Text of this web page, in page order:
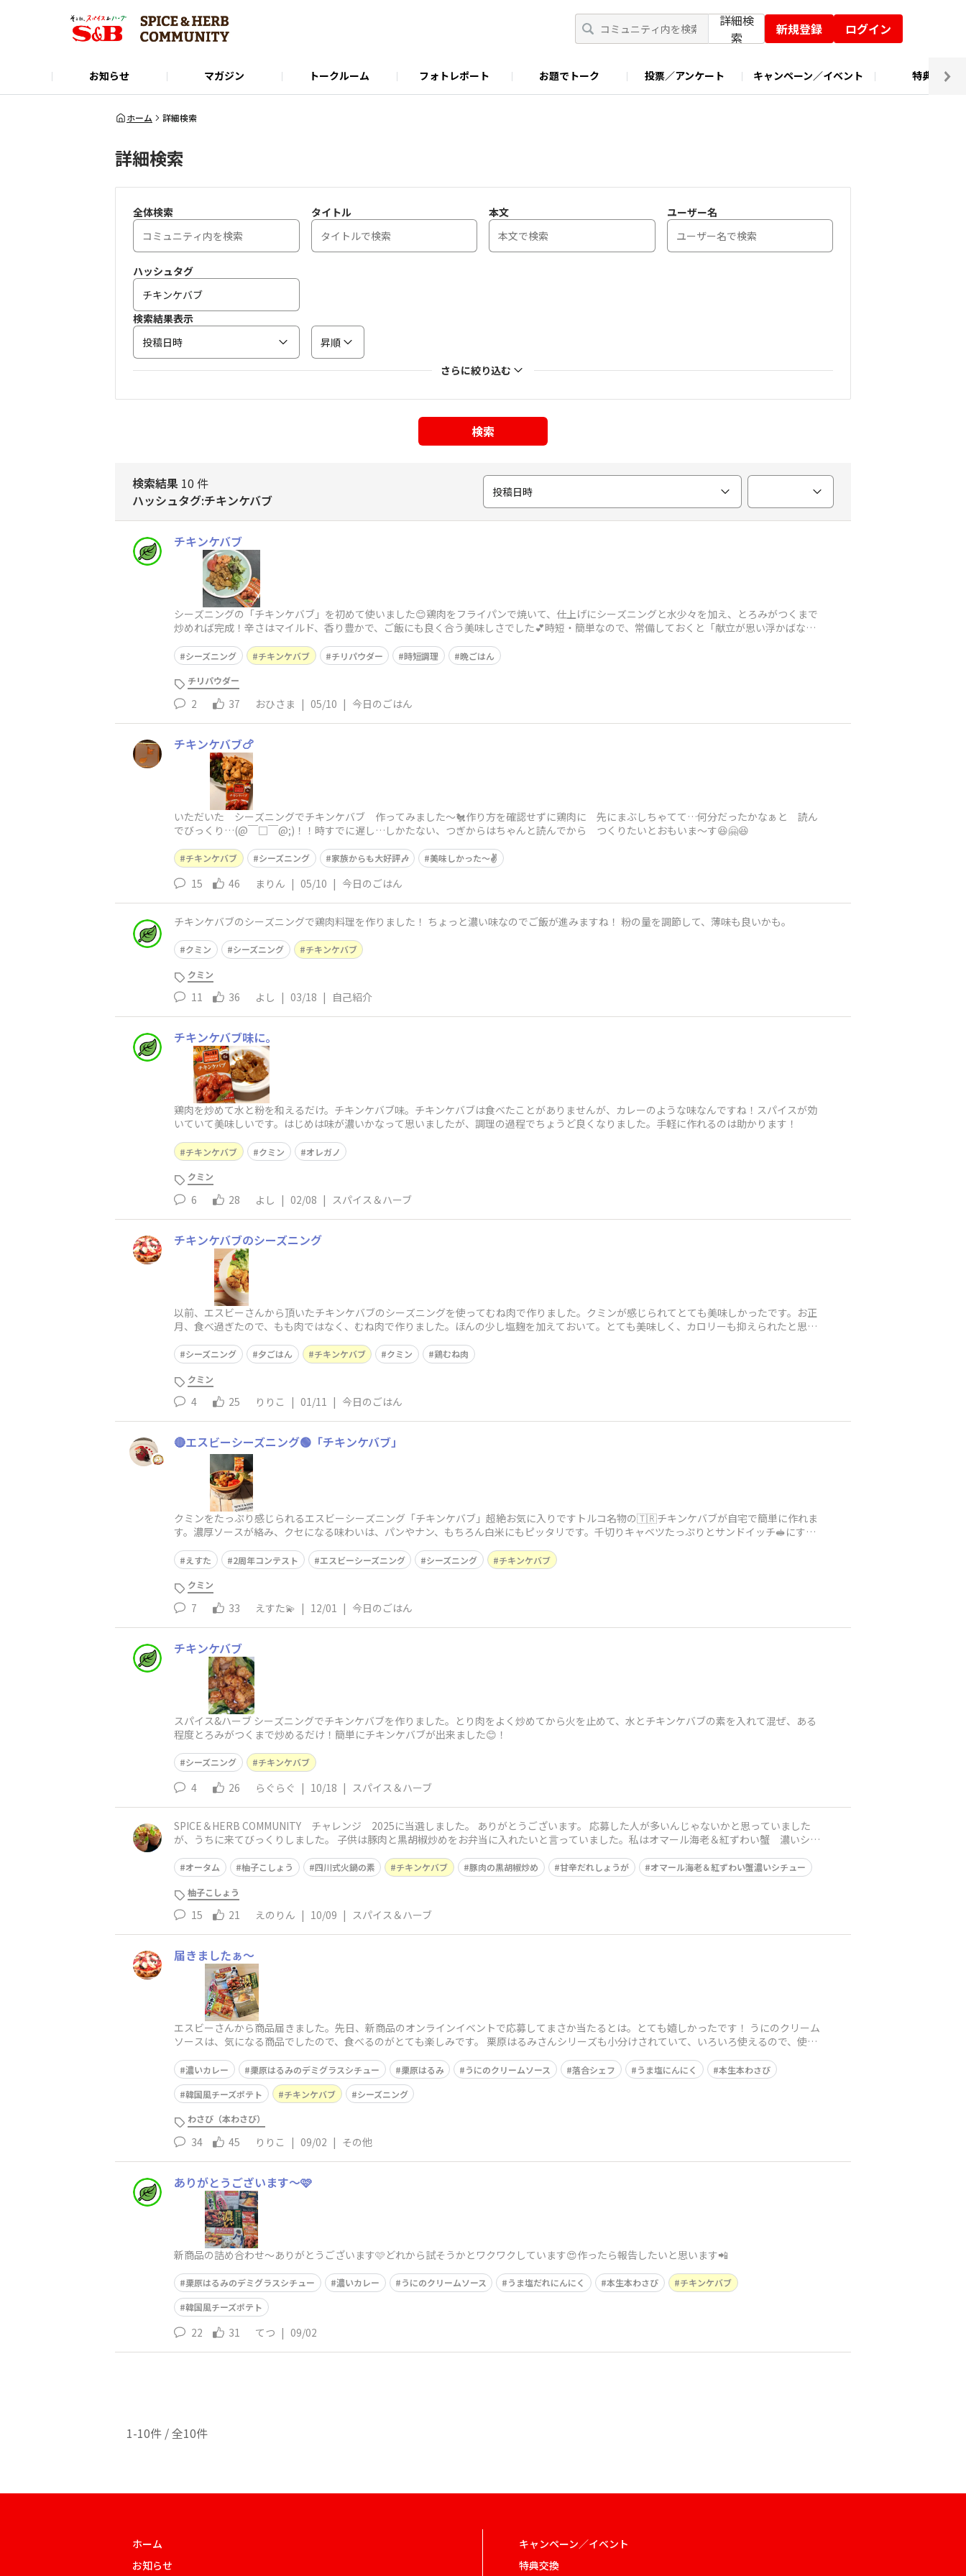
詳細検
索
新規登録 ログイン
お知らせ マガジン トークルーム フォトレポート お題でトーク 投票／アンケート キャンペーン／イベント 特典交換
Instagram X(Twitter)
SPICE&HERB COMMUNITYに関するお問い合わせ
使い方ガイド
ホーム 詳細検索
詳細検索
全体検索 タイトル 本文 ユーザー名
ハッシュタグ
検索結果表示
投稿日時
昇順
さらに絞り込む
検索
検索結果 10 件
ハッシュタグ:チキンケバブ
投稿日時
チキンケバブ
シーズニングの「チキンケバブ」を初めて使いました😊鶏肉をフライパンで焼いて、仕上げにシーズニングと水少々を加え、とろみがつくまで
炒めれば完成！辛さはマイルド、香り豊かで、ご飯にも良く合う美味しさでした💕時短・簡単なので、常備しておくと「献立が思い浮かばな
シーズニング チキンケバブ チリパウダー 時短調理 晩ごはん
チリパウダー
2 37 おひさま | 05/10 | 今日のごはん
チキンケバブ🍗
いただいた シーズニングでチキンケバブ 作ってみました～🐔作り方を確認せずに鶏肉に 先にまぶしちゃてて…何分だったかなぁと 読ん
でびっくり…(@￣□￣@;)！！時すでに遅し…しかたない、つぎからはちゃんと読んでから つくりたいとおもいま～す😆🤗😆
チキンケバブ シーズニング 家族からも大好評🎶 美味しかった～✌
15 46 まりん | 05/10 | 今日のごはん
チキンケバブのシーズニングで鶏肉料理を作りました！ ちょっと濃い味なのでご飯が進みますね！ 粉の量を調節して、薄味も良いかも。
クミン シーズニング チキンケバブ
クミン
11 36 よし | 03/18 | 自己紹介
チキンケバブ味に。
鶏肉を炒めて水と粉を和えるだけ。チキンケバブ味。チキンケバブは食べたことがありませんが、カレーのような味なんですね！スパイスが効
いていて美味しいです。はじめは味が濃いかなって思いましたが、調理の過程でちょうど良くなりました。手軽に作れるのは助かります！
チキンケバブ クミン オレガノ
クミン
6 28 よし | 02/08 | スパイス＆ハーブ
チキンケバブのシーズニング
以前、エスビーさんから頂いたチキンケバブのシーズニングを使ってむね肉で作りました。クミンが感じられてとても美味しかったです。お正
月、食べ過ぎたので、もも肉ではなく、むね肉で作りました。ほんの少し塩麹を加えておいて。とても美味しく、カロリーも抑えられたと思い
シーズニング 夕ごはん チキンケバブ クミン 鶏むね肉
クミン
4 25 りりこ | 01/11 | 今日のごはん
🔴エスビーシーズニング🟢「チキンケバブ」
クミンをたっぷり感じられるエスビーシーズニング「チキンケバブ」超絶お気に入りですトルコ名物の🇹🇷チキンケバブが自宅で簡単に作れま
す。濃厚ソースが絡み、クセになる味わいは、パンやナン、もちろん白米にもピッタリです。千切りキャベツたっぷりとサンドイッチ🥪にする
えすた 2周年コンテスト エスビーシーズニング シーズニング チキンケバブ
クミン
7 33 えすた💫 | 12/01 | 今日のごはん
チキンケバブ
スパイス&ハーブ シーズニングでチキンケバブを作りました。とり肉をよく炒めてから火を止めて、水とチキンケバブの素を入れて混ぜ、ある
程度とろみがつくまで炒めるだけ！簡単にチキンケバブが出来ました😊！
シーズニング チキンケバブ
4 26 らぐらぐ | 10/18 | スパイス＆ハーブ
SPICE＆HERB COMMUNITY チャレンジ 2025に当選しました。 ありがとうございます。 応募した人が多いんじゃないかと思っていました
が、うちに来てびっくりしました。 子供は豚肉と黒胡椒炒めをお弁当に入れたいと言っていました。私はオマール海老＆紅ずわい蟹 濃いシチ
オータム 柚子こしょう 四川式火鍋の素 チキンケバブ 豚肉の黒胡椒炒め 甘辛だれしょうが オマール海老＆紅ずわい蟹濃いシチュー
柚子こしょう
15 21 えのりん | 10/09 | スパイス＆ハーブ
届きましたぁ〜
エスビーさんから商品届きました。先日、新商品のオンラインイベントで応募してまさか当たるとは。とても嬉しかったです！ うにのクリーム
ソースは、気になる商品でしたので、食べるのがとても楽しみです。 栗原はるみさんシリーズも小分けされていて、いろいろ使えるので、使っ
濃いカレー 栗原はるみのデミグラスシチュー 栗原はるみ うにのクリームソース 落合シェフ うま塩にんにく
本生本わさび
韓国風チーズポテト
チキンケバブ シーズニング
わさび（本わさび）
34 45 りりこ | 09/02 | その他
ありがとうございます～🩷
新商品の詰め合わせ～ありがとうございます🩷どれから試そうかとワクワクしています😍作ったら報告したいと思います📲
栗原はるみのデミグラスシチュー 濃いカレー うにのクリームソース うま塩だれにんにく 本生本わさび
チキンケバブ
韓国風チーズポテト
22 31 てつ | 09/02
1-10件 / 全10件
ホーム
お知らせ
キャンペーン／イベント
特典交換